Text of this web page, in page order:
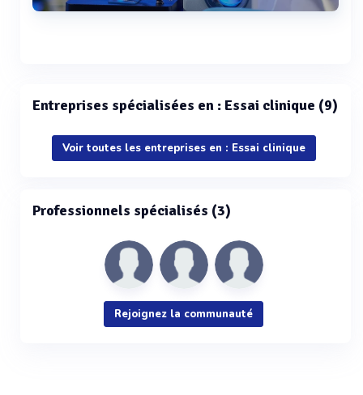
Entreprises spécialisées en : Essai clinique (9)
Voir toutes les entreprises en : Essai clinique
Professionnels spécialisés (3)
Rejoignez la communauté